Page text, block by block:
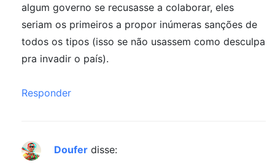
algum governo se recusasse a colaborar, eles
seriam os primeiros a propor inúmeras sanções de
todos os tipos (isso se não usassem como desculpa
pra invadir o país).
Responder
Doufer disse: